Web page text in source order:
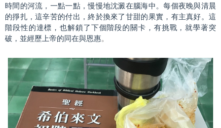
時間的河流，一點一點，慢慢地沈澱在腦海中。每個夜晚與清晨
的掙扎，這辛苦的付出，終於換來了甘甜的果實，有主真好。這
階段性的達標，也解鎖了下個階段的關卡，有挑戰，就學著突
破，並經歷上帝的同在與恩惠。